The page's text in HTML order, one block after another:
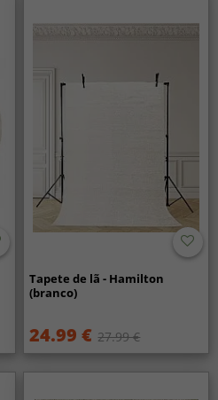
Tapete de lã - Hamilton
(branco)
24.99 € 27.99 €